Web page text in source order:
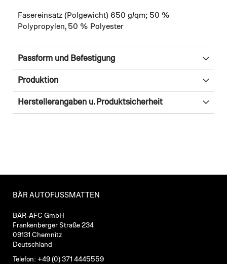
Fasereinsatz (Polgewicht) 650 g/qm; 50 %
Polypropylen, 50 % Polyester
Passform und Befestigung
Produktion
Herstellerangaben u. Produktsicherheit
BÄR AUTOFUSSMATTEN
BÄR-AFC GmbH
Frankenberger Straße 234
09131 Chemnitz
Deutschland
Telefon: +49 (0) 371 4445559